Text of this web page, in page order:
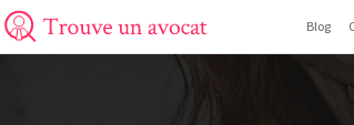
Trouve un avocat
Blog